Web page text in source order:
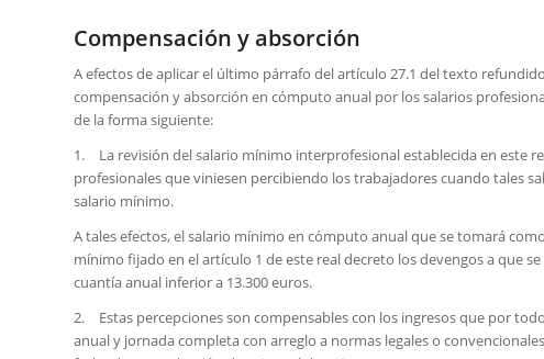
Compensación y absorción
A efectos de aplicar el último párrafo del artículo 27.1 del texto
compensación y absorción en cómputo anual por los salarios
de la forma siguiente:
1. La revisión del salario mínimo interprofesional establecida en este
profesionales que viniesen percibiendo los trabajadores cuando tales
salario mínimo.
A tales efectos, el salario mínimo en cómputo anual que se tomará
mínimo fijado en el artículo 1 de este real decreto los devengos a que
cuantía anual inferior a 13.300 euros.
2. Estas percepciones son compensables con los ingresos que por
anual y jornada completa con arreglo a normas legales o